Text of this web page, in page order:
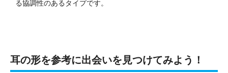
る協調性のあるタイプです。
耳の形を参考に出会いを見つけてみよう！